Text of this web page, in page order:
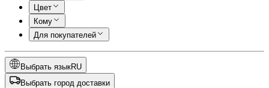
Цвет
Кому
Для покупателей
Выбрать языкRU
Выбрать город доставки